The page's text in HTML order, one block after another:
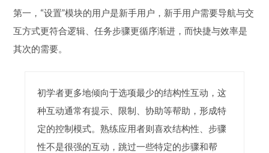
第一，“设置”模块的用户是新手用户，新手用户需要导航与交
互方式更符合逻辑、任务步骤更循序渐进，而快捷与效率是
其次的需要。
初学者更多地倾向于选项最少的结构性互动，这
种互动通常有提示、限制、协助等帮助，形成特
定的控制模式。熟练应用者则喜欢结构性、步骤
性不是很强的互动，跳过一些特定的步骤和帮